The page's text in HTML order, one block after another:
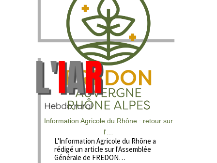
Information Agricole du Rhône : retour sur
l'…
L'Information Agricole du Rhône a
rédigé un article sur l'Assemblée
Générale de FREDON…